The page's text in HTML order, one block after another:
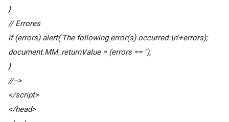
}
// Errores
if (errors) alert('The following error(s) occurred:\n'+errors);
document.MM_returnValue = (errors == '');
}
//-->
</script>
</head>